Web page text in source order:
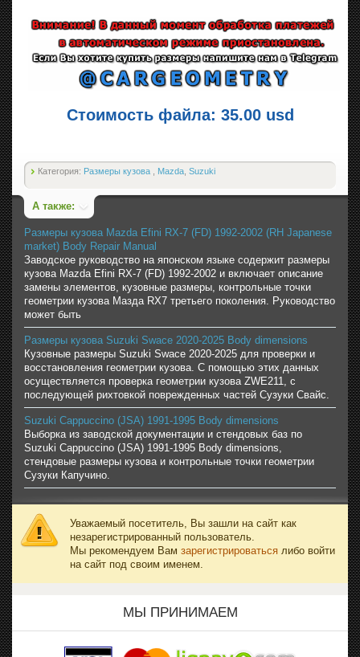
Стоимость файла: 35.00 usd
Категория: Размеры кузова , Mazda, Suzuki
А также:
Размеры кузова Mazda Efini RX-7 (FD) 1992-2002 (RH Japanese
market) Body Repair Manual
Заводское руководство на японском языке содержит размеры
кузова Mazda Efini RX-7 (FD) 1992-2002 и включает описание
замены элементов, кузовные размеры, контрольные точки
геометрии кузова Мазда RX7 третьего поколения. Руководство
может быть
Размеры кузова Suzuki Swace 2020-2025 Body dimensions
Кузовные размеры Suzuki Swace 2020-2025 для проверки и
восстановления геометрии кузова. С помощью этих данных
осуществляется проверка геометрии кузова ZWE211, с
последующей рихтовкой поврежденных частей Сузуки Свайс.
Suzuki Cappuccino (JSA) 1991-1995 Body dimensions
Выборка из заводской документации и стендовых баз по
Suzuki Cappuccino (JSA) 1991-1995 Body dimensions,
стендовые размеры кузова и контрольные точки геометрии
Сузуки Капучино.
Уважаемый посетитель, Вы зашли на сайт как
незарегистрированный пользователь.
Мы рекомендуем Вам зарегистрироваться либо войти
на сайт под своим именем.
МЫ ПРИНИМАЕМ